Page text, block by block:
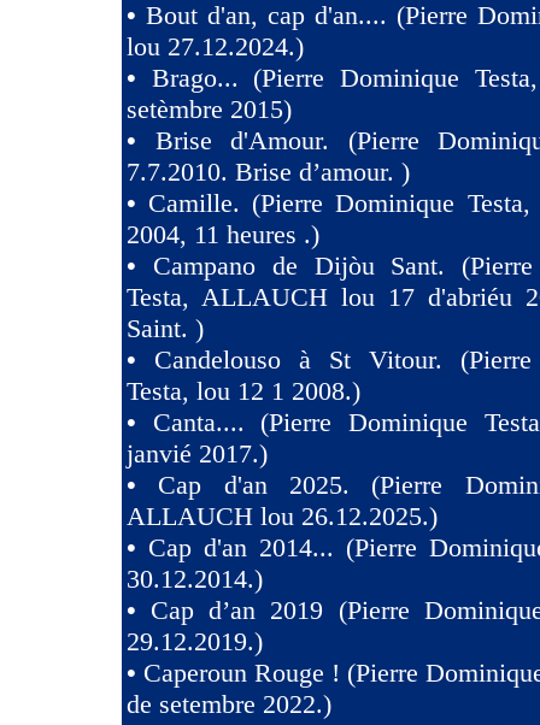
• Bout d'an, cap d'an.... (Pierre
lou 27.12.2024.)
• Brago... (Pierre Dominique
setèmbre 2015)
• Brise d'Amour. (Pierre
7.7.2010. Brise d’amour. )
• Camille. (Pierre Dominique
2004, 11 heures .)
• Campano de Dijòu Sant.
Testa, ALLAUCH lou 17 d'abriéu
Saint. )
• Candelouso à St Vitour. (Pierre
Testa, lou 12 1 2008.)
• Canta.... (Pierre Dominique
janvié 2017.)
• Cap d'an 2025. (Pierre
ALLAUCH lou 26.12.2025.)
• Cap d'an 2014... (Pierre
30.12.2014.)
• Cap d’an 2019 (Pierre
29.12.2019.)
• Caperoun Rouge ! (Pierre
de setembre 2022.)